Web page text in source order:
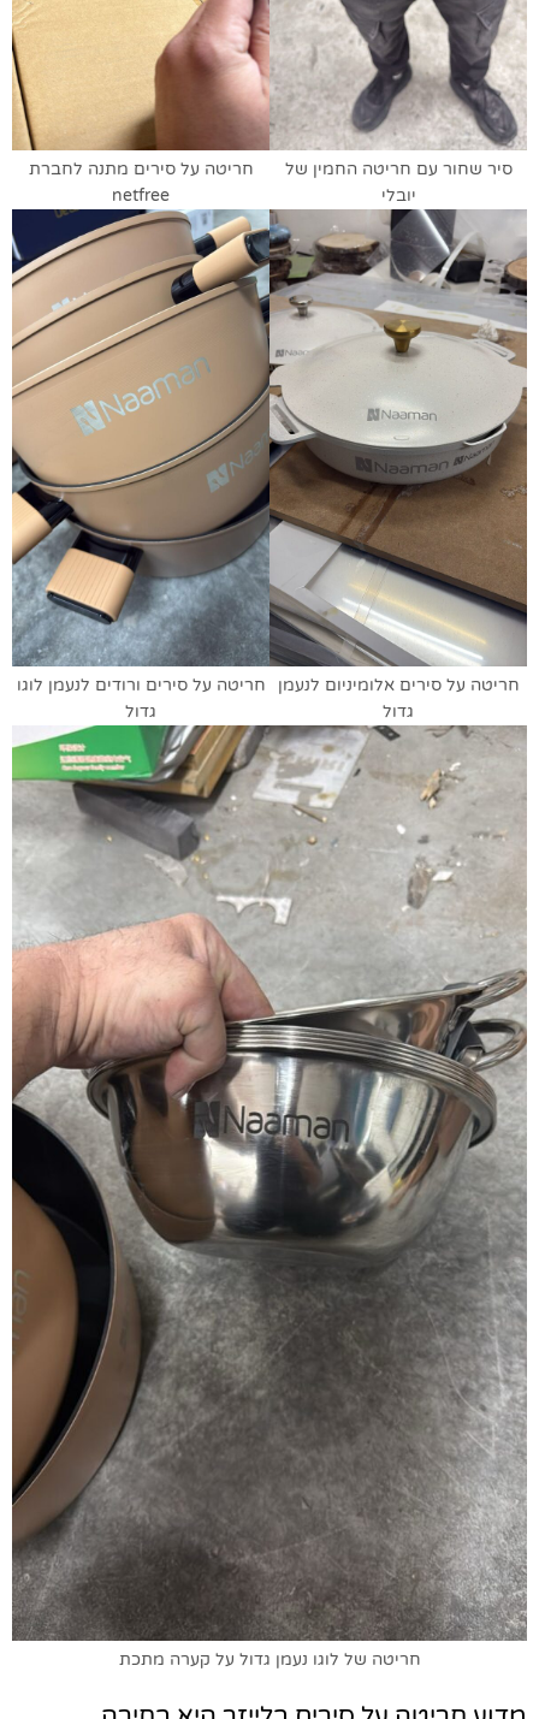
סיר שחור עם חריטה החמין של
יובלי
חריטה על סירים מתנה לחברת
netfree
חריטה על סירים אלומיניום לנעמן
גדול
חריטה על סירים ורודים לנעמן לוגו
גדול
חריטה של לוגו נעמן גדול על קערה מתכת